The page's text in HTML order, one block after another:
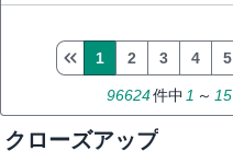
96624件中 1 ～ 15
1 2 3 4 5
クローズアップ